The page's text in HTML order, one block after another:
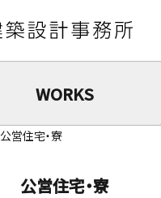
WORKS
公営住宅・寮
公営住宅・寮